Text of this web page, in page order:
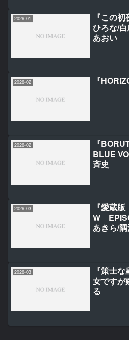
2026-01
『この
ひろな/
あおい
2026-02 『
2026-02
『
BLUE
斉史
2026-03
『愛蔵
W
あきら/
2026-03
『策士
女ですが
る